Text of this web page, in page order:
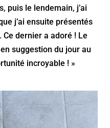
puis le lendemain, j’ai
j’ai ensuite présentés
dernier a adoré ! Le
suggestion du jour au
incroyable ! »